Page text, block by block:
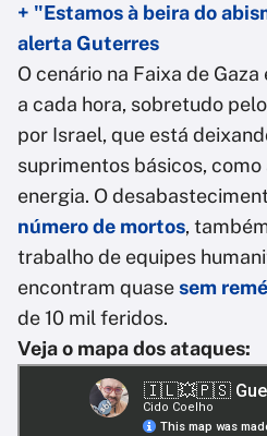
+ "Estamos à beira do
alerta Guterres
O cenário na Faixa de
a cada hora, sobretudo
por Israel, que está
suprimentos básicos, como
energia. O
número de mortos,
trabalho de equipes
encontram quasesem
de 10 mil feridos.
Veja o mapa dos ataques: